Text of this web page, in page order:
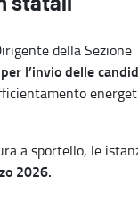
statali
della Sezione
l’invio delle
a sportello, le
2026.